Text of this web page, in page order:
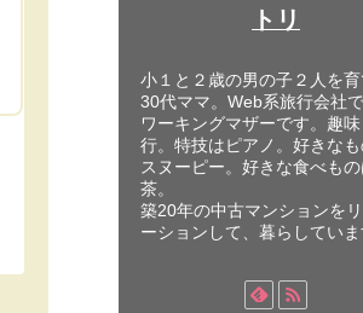
トリ
小１と２歳の男の子２人を育
30代ママ。Web系旅行会社で
ワーキングマザーです。趣
行。特技はピアノ。好きなも
スヌーピー。好きな食べも
茶。
築20年の中古マンションを
ーションして、暮らしていま